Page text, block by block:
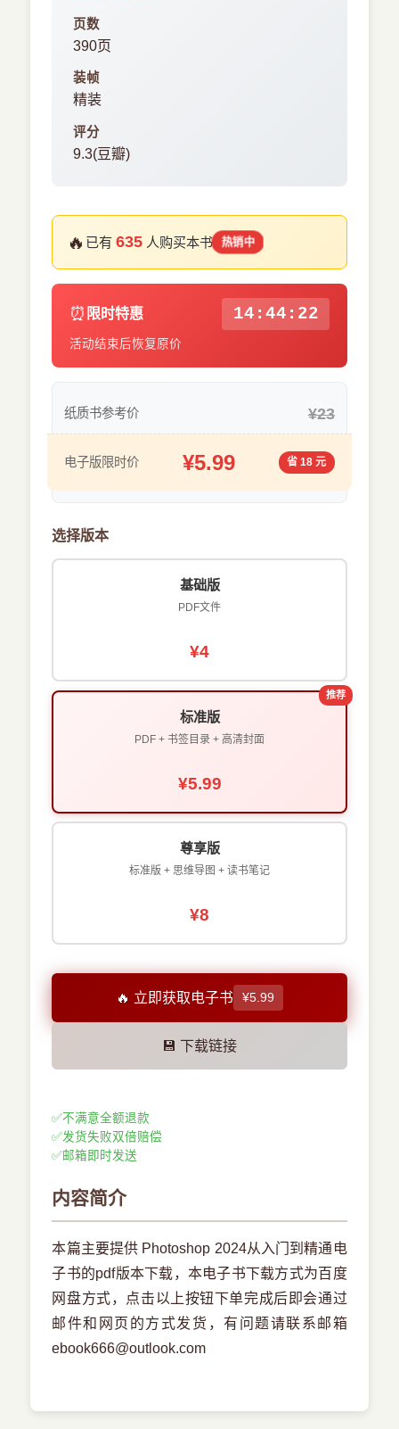
页数
390页
装帧
精装
评分
9.3(豆瓣)
🔥 已有635 人购买本书 热销中
⏰ 限时特惠 14:44:22
活动结束后恢复原价
纸质书参考价 ¥23
电子版限时价 ¥5.99 省 18 元
选择版本
基础版
PDF文件
¥4
推荐
标准版
PDF + 书签目录 + 高清封面
¥5.99
尊享版
标准版 + 思维导图 + 读书笔记
¥8
🔥 立即获取电子书 ¥5.99
💾 下载链接
✅不满意全额退款
✅发货失败双倍赔偿
✅邮箱即时发送
内容简介
本篇主要提供 Photoshop 2024从入门到精通电
子书的pdf版本下载，本电子书下载方式为百度
网盘方式，点击以上按钮下单完成后即会通过
邮件和网页的方式发货，有问题请联系邮箱
ebook666@outlook.com